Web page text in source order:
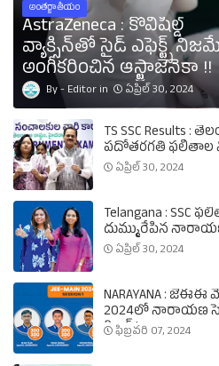
అంతర్జాతీయం
AstraZeneca : కోవిషీల్డ్‌
వ్యాక్సిన్‌తో సైడ్‌ ఎఫెక్ట్స్‌
అంగీకరించిన ఆస్ట్రాజెనెకా !!
Editor ఏప్రిల్ 30, 2024
TS SSC Results :
పదోతరగతి ఫలితాల
ఏప్రిల్ 30, 2024
Telangana : SSC
దుమ్మురేపిన
ఏప్రిల్ 30, 2024
NARAYANA :
2024లో నారాయణ
రికార్డ్‌ !
ఫిబ్రవరి 07, 2024